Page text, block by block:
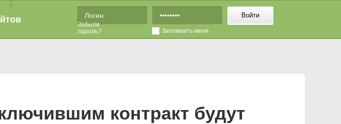
Войти
Забыли
пароль?
Запомнить меня
контракт будут